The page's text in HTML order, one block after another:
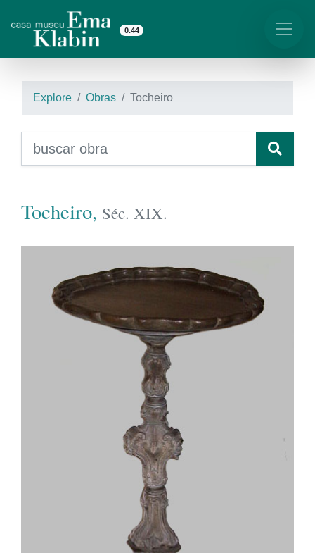
0.44
Explore Obras Tocheiro
Tocheiro, Séc. XIX.